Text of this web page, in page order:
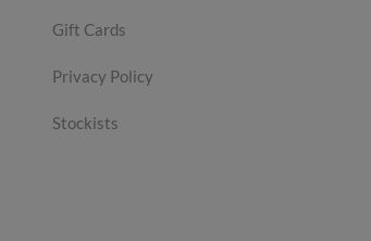
Gift Cards
Privacy Policy
Stockists